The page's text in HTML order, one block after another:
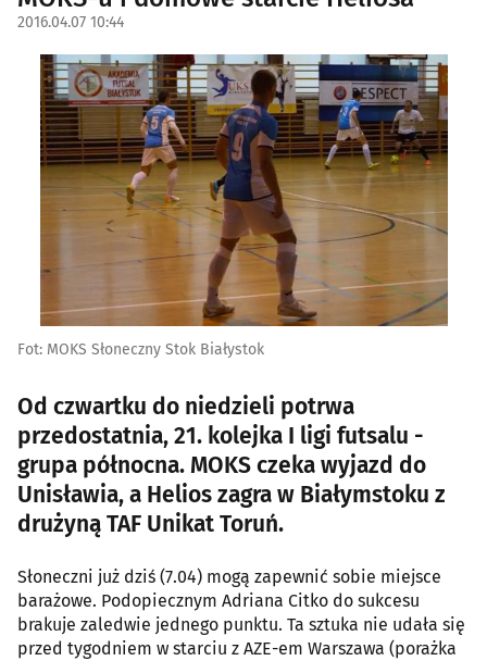
2016.04.07 10:44
Fot: MOKS Słoneczny Stok Białystok
Od czwartku do niedzieli potrwa
przedostatnia, 21. kolejka I ligi futsalu -
grupa północna. MOKS czeka wyjazd do
Unisławia, a Helios zagra w Białymstoku z
drużyną TAF Unikat Toruń.
Słoneczni już dziś (7.04) mogą zapewnić sobie miejsce
barażowe. Podopiecznym Adriana Citko do sukcesu
brakuje zaledwie jednego punktu. Ta sztuka nie udała się
przed tygodniem w starciu z AZE-em Warszawa (porażka